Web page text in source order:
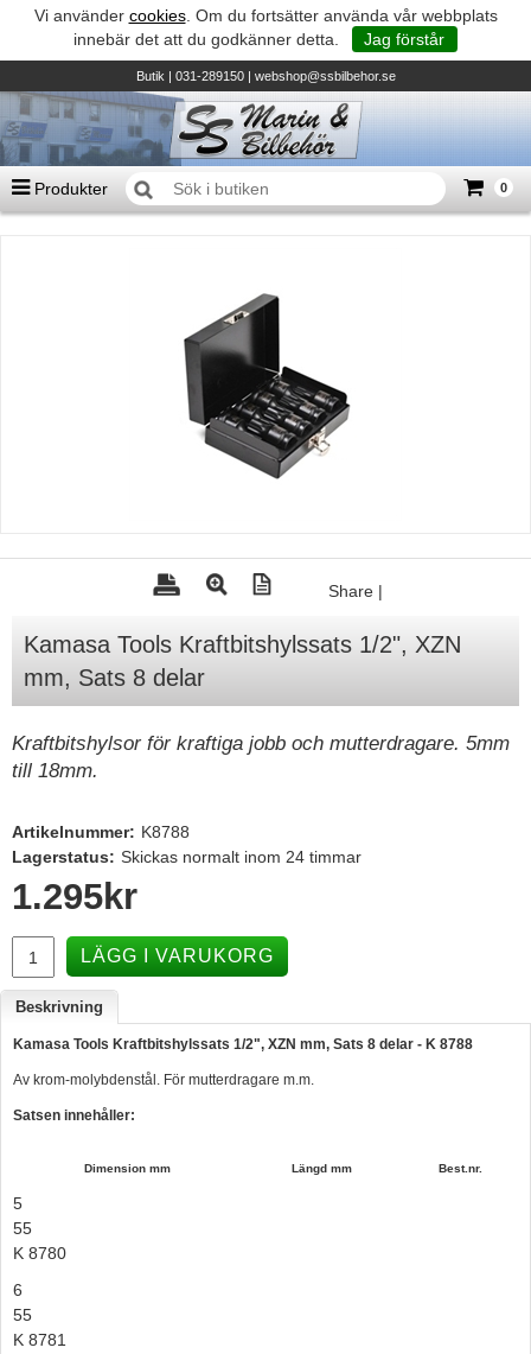
Vi använder cookies. Om du fortsätter använda vår webbplats
innebär det att du godkänner detta.
Jag förstår
Butik| 031-289150 | webshop@ssbilbehor.se
Produkter 0
TILL KASSAN
Suzuki - Utombordare
Suzumar - Gummibåtar
TK Trailer
Volvo Penta Servicedelar
Yamaha Servicedelar
Garmin
Lowrance
Simrad
B&G
Båttillbehör
Hummertina
Victron - Batteriladdare
CTEK - Batteriladdare
Webasto - Dieselvärmare
Kamasa Tools - Verktyg
Calix - Packline - Takboxar
Share |
Kamasa Tools Kraftbitshylssats 1/2", XZN
mm, Sats 8 delar
Kraftbitshylsor för kraftiga jobb och mutterdragare. 5mm
till 18mm.
Artikelnummer: K8788
Lagerstatus: Skickas normalt inom 24 timmar
1.295kr
LÄGG I VARUKORG
Beskrivning
Kamasa Tools Kraftbitshylssats 1/2", XZN mm, Sats 8 delar - K 8788
Av krom-molybdenstål. För mutterdragare m.m.
Satsen innehåller:
Dimension mm Längd mm Best.nr.
5
55
K 8780
6
55
K 8781